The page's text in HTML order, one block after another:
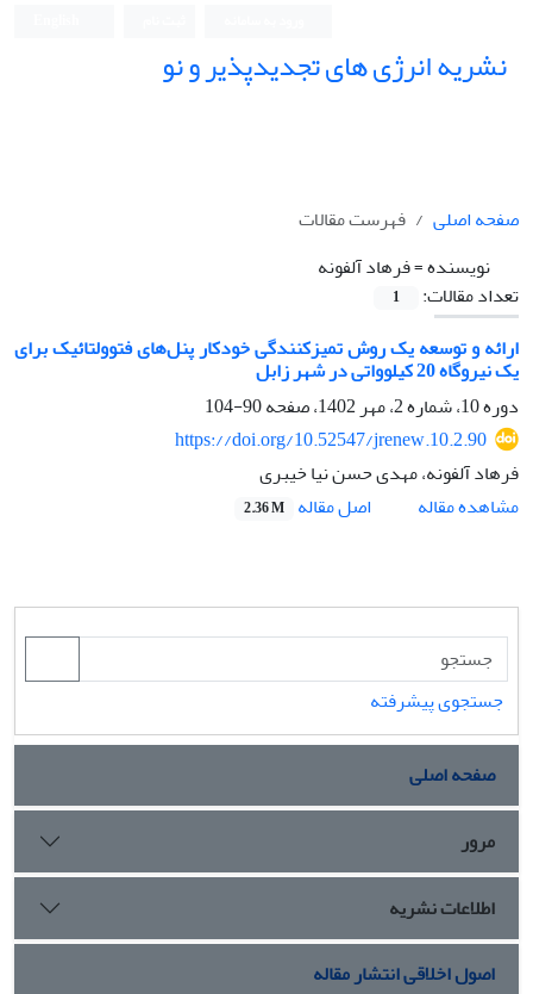
نشریه انرژی های تجدیدپذیر و نو
صفحه اصلی
فهرست مقالات
نویسنده =فرهاد آلفونه
تعداد مقالات:
1
ارائه و توسعه یک روش تمیزکنندگی خودکار پنل‌های فتوولتائیک برای
یک نیروگاه 20 کیلوواتی در شهر زابل
دوره 10، شماره 2، مهر 1402، صفحه
90-104
https://doi.org/10.52547/jrenew.10.2.90
فرهاد آلفونه، مهدی حسن نیا خیبری
مشاهده مقاله
اصل مقاله 2.36 M
جستجوی پیشرفته
صفحه اصلی
مرور
اطلاعات نشریه
اصول اخلاقی انتشار مقاله